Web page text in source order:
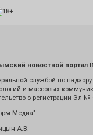
новостной портал
службой по
и массовых
о регистрации Эл №
Медиа"
А.В.